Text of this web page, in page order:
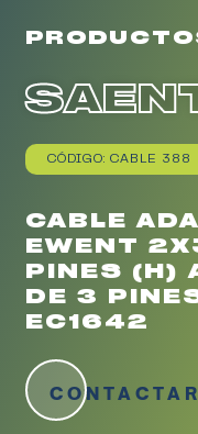
CÓDIGO: CABLE 388
CABLE
EWENT
PINES (H)
DE 3
EC1642
CONTACTAR